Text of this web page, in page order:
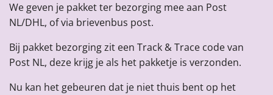
We geven je pakket ter bezorging mee aan Post
NL/DHL, of via brievenbus post.
Bij pakket bezorging zit een Track & Trace code van
Post NL, deze krijg je als het pakketje is verzonden.
Nu kan het gebeuren dat je niet thuis bent op het